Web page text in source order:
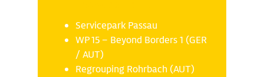
Servicepark Passau
WP 15 – Beyond Borders 1 (GER
/ AUT)
Regrouping Rohrbach (AUT)